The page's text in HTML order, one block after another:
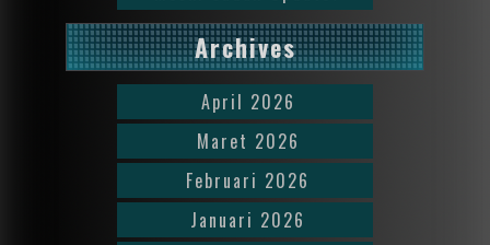
Archives
April 2026
Maret 2026
Februari 2026
Januari 2026